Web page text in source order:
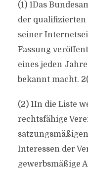
(1) 1Das
der qualifizierten
seiner
Fassung
eines jeden
bekannt macht.
(2) 1In die Liste
rechtsfähige
Interessen der
gewerbsmäßige